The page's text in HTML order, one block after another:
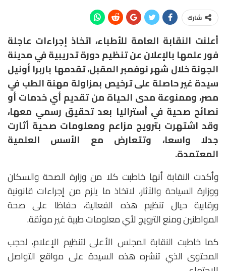
شارك
أعلنت النقابة العامة للأطباء، اتخاذ إجراءات عاجلة
فور علمها بالإعلان عن تنظيم دورة تدريبية في مدينة
الجونة خلال شهر نوفمبر المقبل، تقدمها باربرا أونيل
سيدة غير حاصلة على ترخيص بمزاولة مهنة الطب في
مصر، وممنوعة مدى الحياة من تقديم أي خدمات أو
نصائح صحية في أستراليا بعد تحقيق رسمي معها،
وقد اشتهرت بترويج مزاعم ومعلومات صحية أثارت
جدلا واسعا، وتتعارض مع الأسس العلمية
المعتمدة.
وأكدت النقابة أنها خاطبت كلا من وزارة الصحة والسكان
ووزارة السياحة والآثار، لاتخاذ ما يلزم من إجراءات قانونية
ورقابية حيال تنظيم هذه الفعالية، حفاظا على صحة
المواطنين ومنع الترويج لأي معلومات طبية غير موثقة.
كما خاطبت النقابة المجلس الأعلى لتنظيم الإعلام، لحجب
المحتوى الذي تنشره هذه السيدة على مواقع التواصل